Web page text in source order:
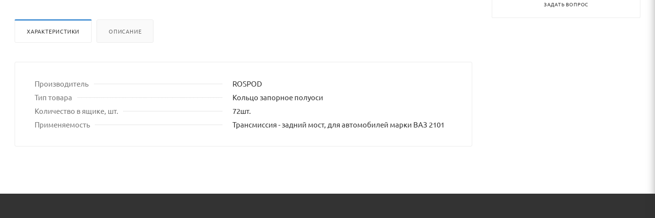
ХАРАКТЕРИСТИКИ ОПИСАНИЕ
Производитель
ROSPOD
Тип товара
Кольцо запорное полуоси
Количество в ящике, шт.
72шт.
Применяемость
Трансмиссия - задний мост, для автомобилей марки ВАЗ 2101
ЗАДАТЬ ВОПРОС